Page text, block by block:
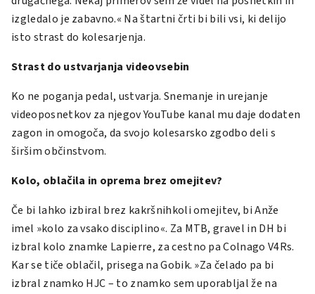
izgledalo je zabavno.« Na štartni črti bi bili vsi, ki delijo
isto strast do kolesarjenja.
Strast do ustvarjanja videovsebin
Ko ne poganja pedal, ustvarja. Snemanje in urejanje
videoposnetkov za njegov YouTube kanal mu daje dodaten
zagon in omogoča, da svojo kolesarsko zgodbo deli s
širšim občinstvom.
Kolo, oblačila in oprema brez omejitev?
Če bi lahko izbiral brez kakršnihkoli omejitev, bi Anže
imel »kolo za vsako disciplino«. Za MTB, gravel in DH bi
izbral kolo znamke Lapierre, za cestno pa Colnago V4Rs.
Kar se tiče oblačil, prisega na Gobik. »Za čelado pa bi
izbral znamko HJC – to znamko sem uporabljal že na